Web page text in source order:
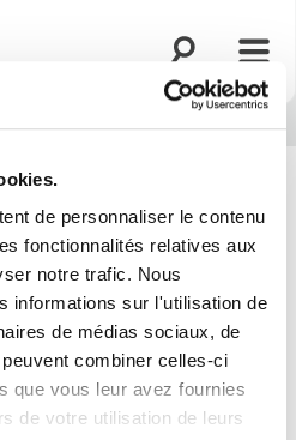
de personnaliser le contenu
fonctionnalités relatives aux
notre trafic. Nous
informations sur l'utilisation de
de médias sociaux, de
combiner celles-ci
que vous leur avez fournies
de votre utilisation de leurs
Ouvrir la